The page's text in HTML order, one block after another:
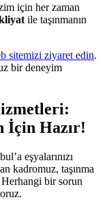
için her zaman
ile taşınmanın
sitemizi ziyaret edin.
bir deneyim
İçin Hazır!
eşyalarınızı
kadromuz, taşınma
bir sorun